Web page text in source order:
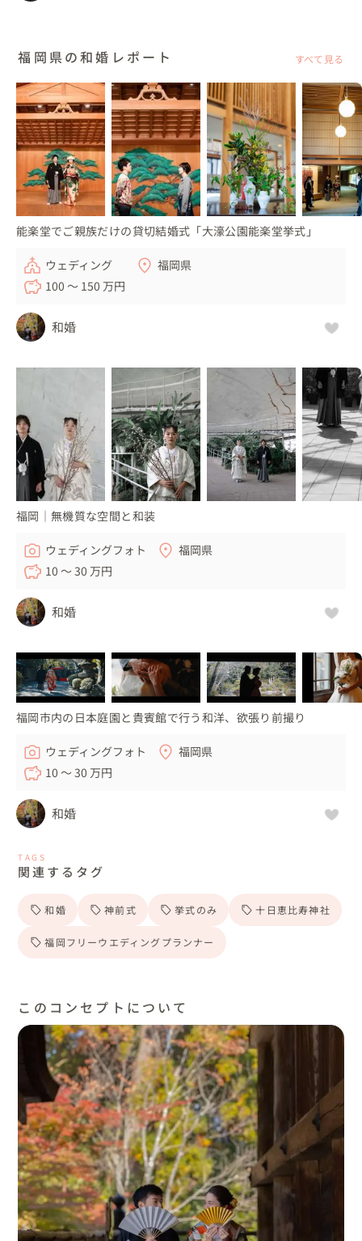
福岡県の和婚レポート すべて見る
能楽堂でご親族だけの貸切結婚式「大濠公園能楽堂挙式」
ウェディング
福岡県
100 〜 150 万円
和婚
福岡｜無機質な空間と和装
ウェディングフォト
福岡県
10 〜 30 万円
和婚
福岡市内の日本庭園と貴賓館で行う和洋、欲張り前撮り
ウェディングフォト
福岡県
10 〜 30 万円
和婚
TAGS
関連するタグ
和婚 神前式 挙式のみ 十日恵比寿神社
福岡フリーウエディングプランナー
このコンセプトについて